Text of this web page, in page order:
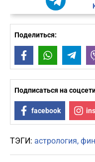
Поделиться:
FacebookWhatsApp
Подписаться на
facebook
ТЭГИ: астрология